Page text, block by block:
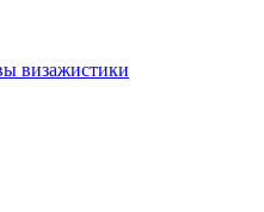
визажистики